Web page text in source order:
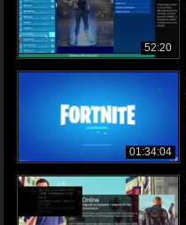
52:20
01:34:04